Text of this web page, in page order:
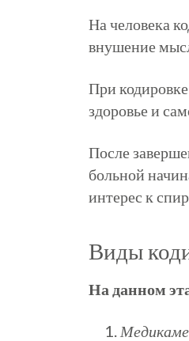
На человека
внушение
При
здоровье и
После
больной
интерес к
Виды
На данном